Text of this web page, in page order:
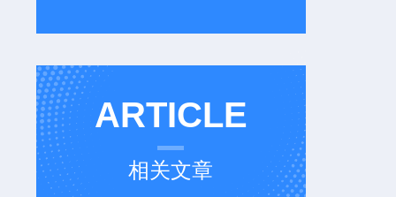
ARTICLE
相关文章